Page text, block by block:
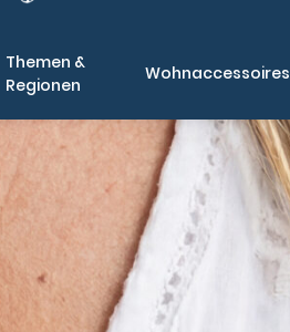
Themen &
Regionen
Wohnaccessoires